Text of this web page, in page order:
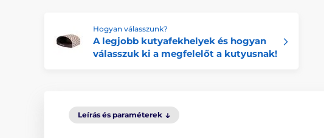
Hogyan válasszunk?
A legjobb kutyafekhelyek és hogyan
válasszuk ki a megfelelőt a kutyusnak!
Leírás és paraméterek